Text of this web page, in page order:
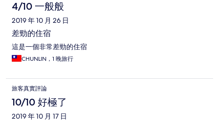
4/10 一般般
2019 年 10 月 26 日
差勁的住宿
這是一個非常差勁的住宿
CHUNLIN，1 晚旅行
旅客真實評論
10/10 好極了
2019 年 10 月 17 日